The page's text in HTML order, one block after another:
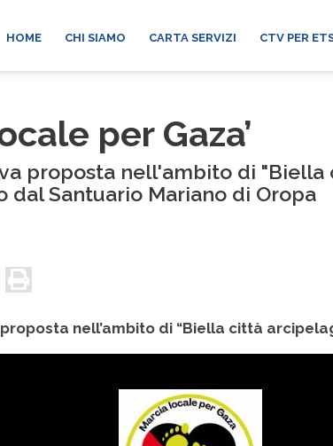
HOME CHI SIAMO CARTA SERVIZI CTV PER
per Gaza’
proposta nell'ambito di "Biella
dal Santuario Mariano di Oropa
proposta nell’ambito di “Biella città